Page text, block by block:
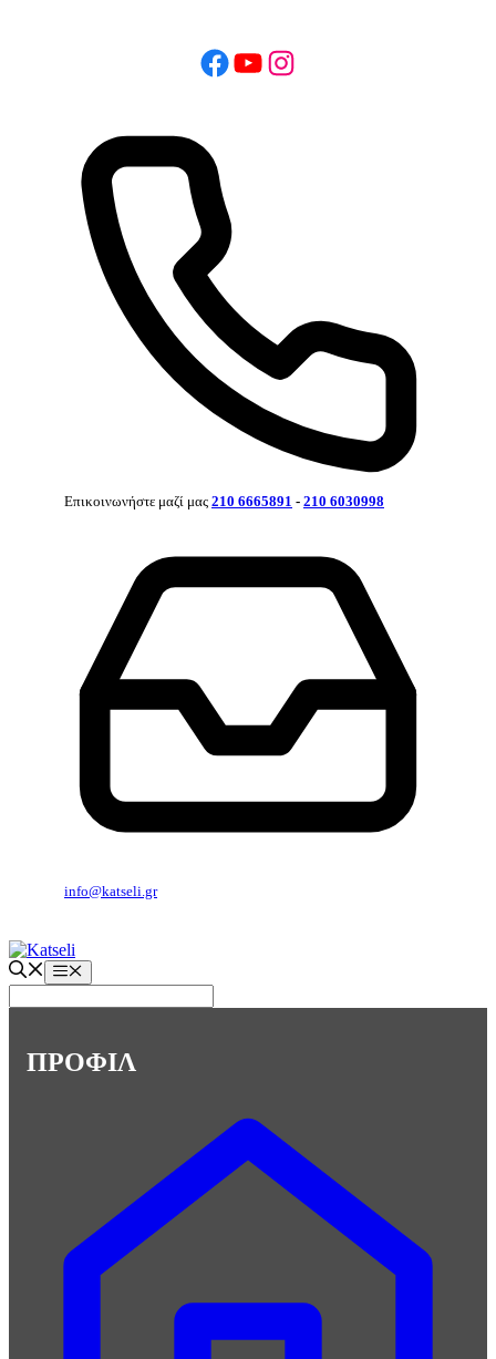
Facebook
YouTube
Instagram
Επικοινωνήστε μαζί μας 210 6665891 - 210 6030998
info@katseli.gr
Μενού
ΠΡΟΦΙΛ